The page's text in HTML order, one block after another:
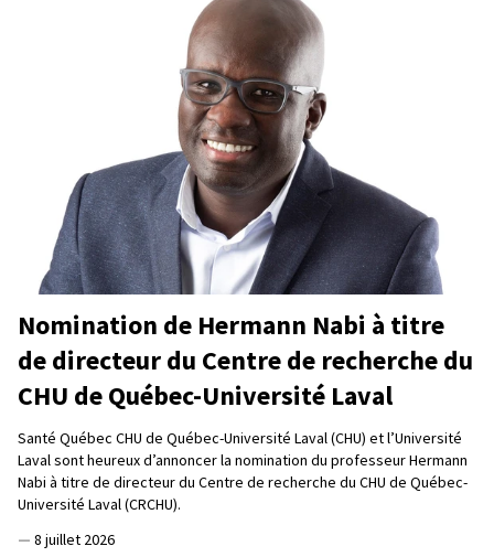
Nomination de Hermann Nabi à titre
de directeur du Centre de recherche du
CHU de Québec-Université Laval
Santé Québec CHU de Québec-Université Laval (CHU) et l’Université
Laval sont heureux d’annoncer la nomination du professeur Hermann
Nabi à titre de directeur du Centre de recherche du CHU de Québec-
Université Laval (CRCHU).
— 8 juillet 2026